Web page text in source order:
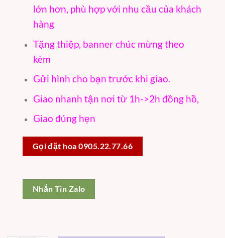
lớn hơn, phù hợp với nhu cầu của khách
hàng
Tặng thiệp, banner chúc mừng theo
kèm
Gửi hình cho bạn trước khi giao.
Giao nhanh tận nơi từ 1h->2h đồng hồ,
Giao đúng hẹn
Gọi đặt hoa 0905.22.77.66
Nhắn Tin Zalo